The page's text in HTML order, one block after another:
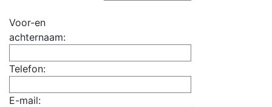
Voor-en
achternaam:
Telefon:
E-mail: